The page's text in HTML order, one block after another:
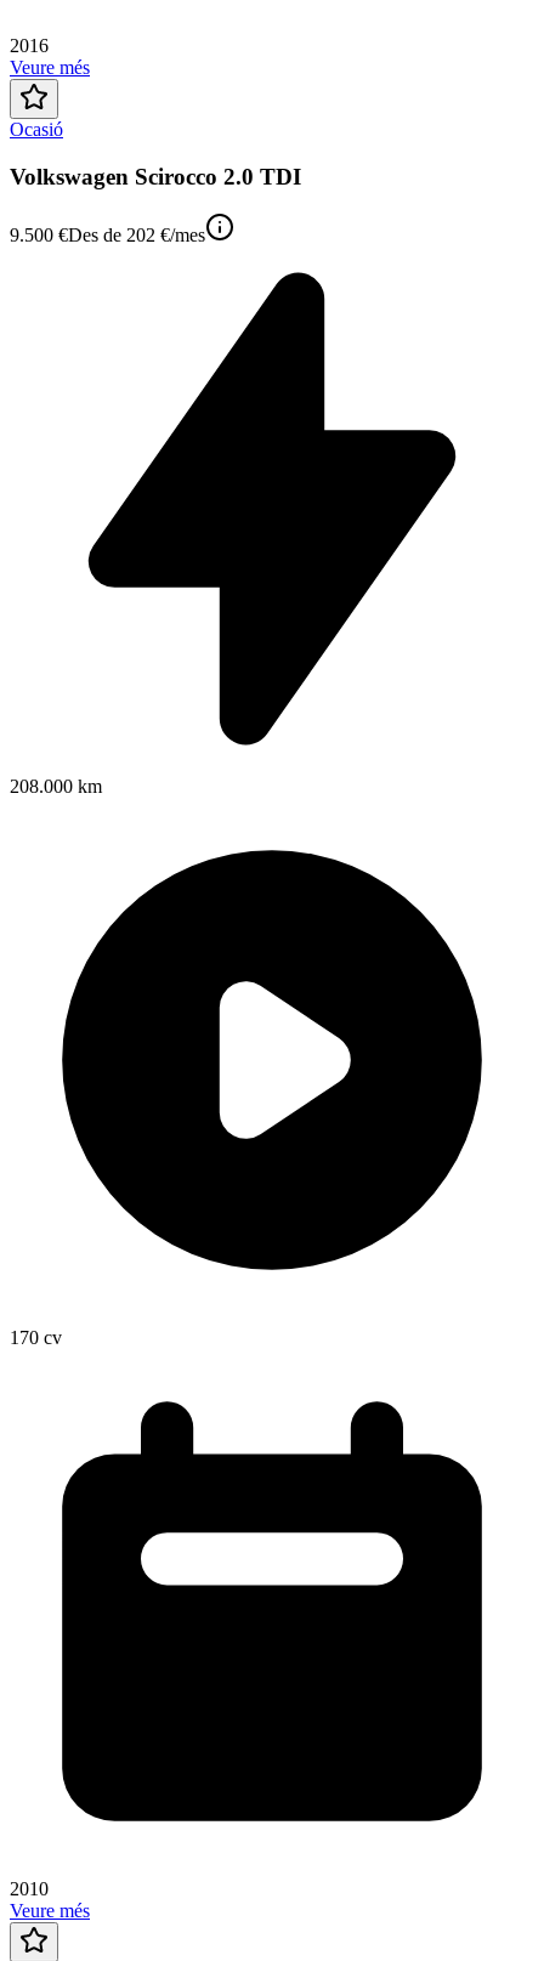
2016
Veure més
Ocasió
Volkswagen Scirocco 2.0 TDI
9.500 €Des de 202 €/mes
208.000 km
170 cv
2010
Veure més